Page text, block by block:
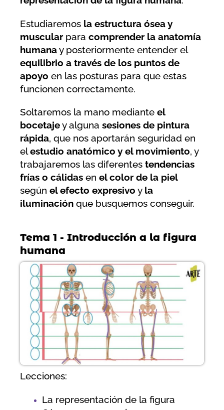
Estudiaremos la estructura ósea y
muscularpara comprender la anatomía
humanay posteriormente entender el
equilibrio a través de los puntos de
apoyo en las posturas para que estas
funcionen correctamente.
Soltaremos la mano mediante el
bocetajey alguna sesiones de pintura
rápida, que nos aportarán seguridad en
elestudio anatómico y el movimiento, y
trabajaremos las diferentes tendencias
frías o cálidas en el color de la piel
según el efecto expresivo y la
iluminación que busquemos conseguir.
Tema 1 - Introducción a la figura
humana
Lecciones:
La representación de la figura